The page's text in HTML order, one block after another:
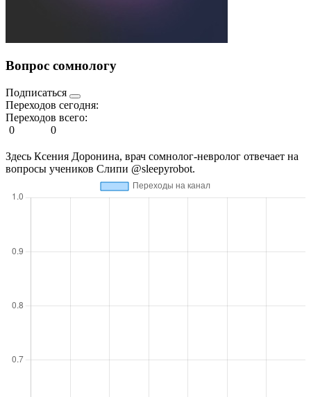
Вопрос сомнологу
Подписаться
Переходов сегодня:
Переходов всего:
0
0
Здесь Ксения Доронина, врач сомнолог-невролог отвечает на
вопросы учеников Слипи @sleepyrobot.